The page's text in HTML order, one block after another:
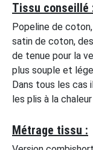
Tissu conseillé
Popeline de
satin de coton,
de tenue pour la
plus souple et
Dans tous les cas
les plis à la
Métrage tissu :